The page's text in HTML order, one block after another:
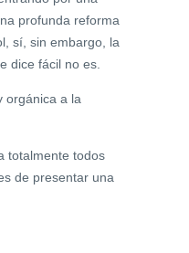
profunda reforma
sí, sin embargo, la
dice fácil no es.
orgánica a la
totalmente todos
de presentar una